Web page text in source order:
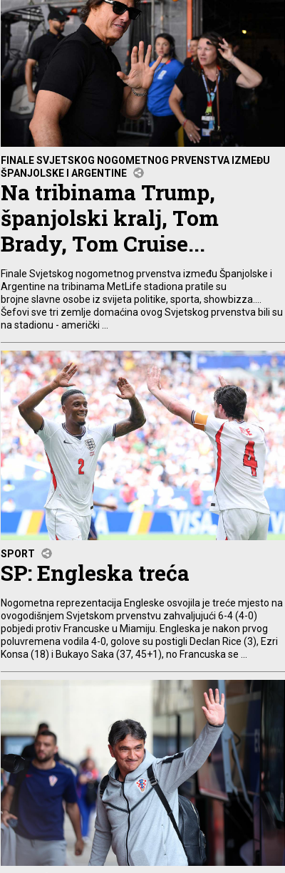
FINALE SVJETSKOG NOGOMETNOG PRVENSTVA IZMEĐU
ŠPANJOLSKE I ARGENTINE
Na tribinama Trump,
španjolski kralj, Tom
Brady, Tom Cruise...
Finale Svjetskog nogometnog prvenstva između Španjolske i
Argentine na tribinama MetLife stadiona pratile su
brojne slavne osobe iz svijeta politike, sporta, showbizza....
Šefovi sve tri zemlje domaćina ovog Svjetskog prvenstva bili su
na stadionu - američki ...
SPORT
SP: Engleska treća
Nogometna reprezentacija Engleske osvojila je treće mjesto na
ovogodišnjem Svjetskom prvenstvu zahvaljujući 6-4 (4-0)
pobjedi protiv Francuske u Miamiju. Engleska je nakon prvog
poluvremena vodila 4-0, golove su postigli Declan Rice (3), Ezri
Konsa (18) i Bukayo Saka (37, 45+1), no Francuska se ...